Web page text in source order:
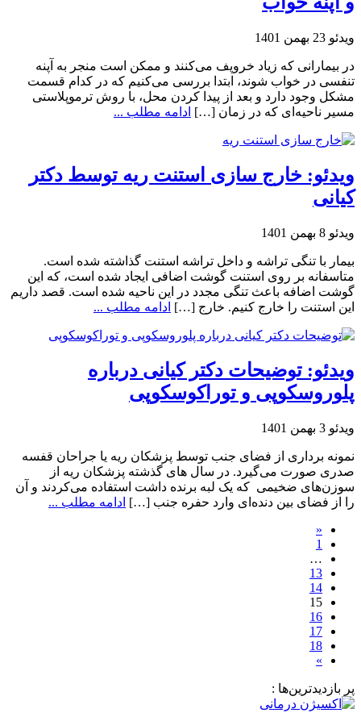
ویدئو 23 بهمن 1401
در بیمارانی که زیاد خروپف می‌کنند و ممکن است منجر به آپنه
تنفسی در خواب شوند، ابتدا بررسی می‌کنیم که در کدام قسمت
مشکل وجود دارد و بعد از پیدا کردن محل، با روش ترموپلاستی
مسیر ناحیه‌ای که در زمان […] ادامه مطلب ...
ویدئو: خارج سازی استنت ریه توسط دکتر
کیانی
ویدئو 8 بهمن 1401
بیمار با تنگی تراشه و داخل تراشه استنت گذاشته شده است.
متاسفانه بر روی استنت گوشت اضافی ایجاد شده است، که این
گوشت اضافه باعث تنگی مجدد در این ناحیه شده است. قصد داریم
این استنت را خارج کنیم. خارج […] ادامه مطلب ...
ویدئو: توضیحات دکتر کیانی درباره
پلوروسکوپی و توراکوسکوپی
ویدئو 3 بهمن 1401
نمونه برداری از فضای جنب توسط پزشکان ریه یا جراحان قفسه
صدری صورت می‌گیرد. در سال های گذشته پزشکان ریه از
سوزن‌های ضخیمی که یک لبه برنده داشت استفاده می‌کردند و آن
را از فضای بین دنده‌ای وارد حفره جنب […] ادامه مطلب ...
«
1
…
13
14
15
16
17
18
»
پر بازدیدترین‌ها :